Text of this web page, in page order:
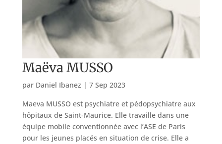
Maëva MUSSO
par Daniel Ibanez | 7 Sep 2023
Maeva MUSSO est psychiatre et pédopsychiatre aux
hôpitaux de Saint-Maurice. Elle travaille dans une
équipe mobile conventionnée avec l’ASE de Paris
pour les jeunes placés en situation de crise. Elle a